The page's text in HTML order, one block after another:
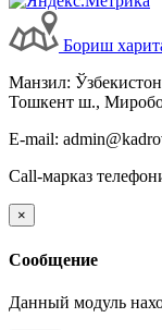
Бориш
Манзил:
Тошкент ш.,
E-mail:
Call-марказ
×
Сообщение
Данный модуль